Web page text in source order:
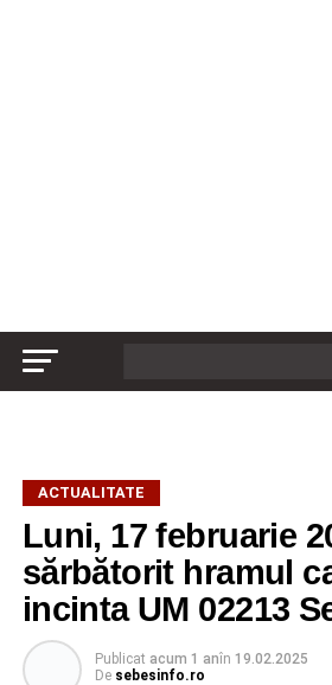
ACTUALITATE
Luni, 17 februarie
sărbătorit hramul
incinta UM 02213
Publicat acum 1 anîn 19.02.2025
De sebesinfo.ro